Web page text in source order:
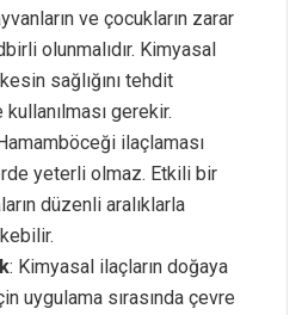
ve çocukların zarar
olunmalıdır. Kimyasal
sağlığını tehdit
gerekir.
ilaçlaması
yeterli olmaz. Etkili bir
düzenli aralıklarla
: Kimyasal ilaçların doğaya
uygulama sırasında çevre